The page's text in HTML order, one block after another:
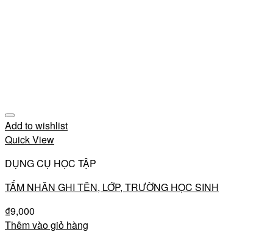
Add to wishlist
Quick View
DỤNG CỤ HỌC TẬP
TẤM NHÃN GHI TÊN, LỚP, TRƯỜNG HỌC SINH
₫9,000
Thêm vào giỏ hàng